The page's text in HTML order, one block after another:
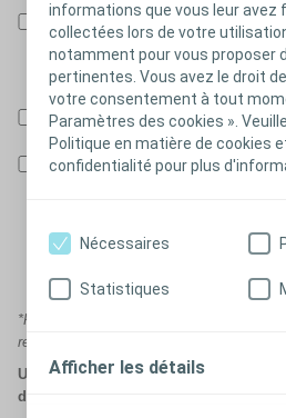
informations que vous leur avez
collectées lors de votre
notamment pour vous proposer
pertinentes. Vous avez le droit
votre consentement à tout
Paramètres des cookies ».
Politique en matière de cookies
confidentialité pour plus
Nécessaires
Statistiques
Afficher les détails
J’accepte que les Laboratoires
responsables de traitement conjoint
A/S Danemark (ci-après
Recevoir mon kit de voyage gratuit*
Recevoir des informations sur les
*Pour mieux répondre à votre demande,
rendus obligatoires.
Un kit de voyage offert par foyer et
disponibles, en France métropolitaine.